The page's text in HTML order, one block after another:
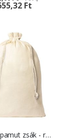
Ft
COSTRY L pamut zsák - reklámtárgy